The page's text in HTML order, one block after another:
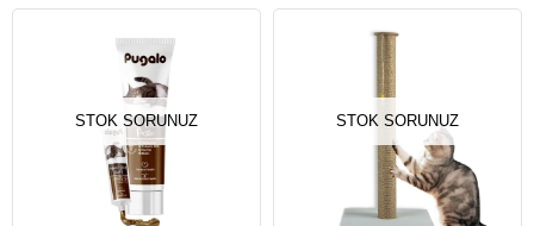
STOK SORUNUZ STOK SORUNUZ